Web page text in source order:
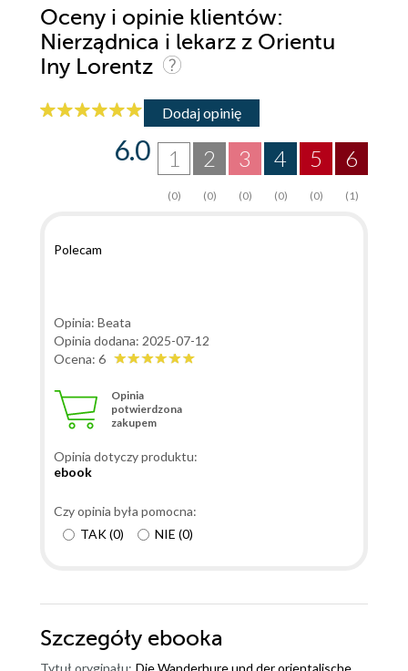
Oceny i opinie klientów:
Nierządnica i lekarz z Orientu
Iny Lorentz
Dodaj opinię
6
(1)
5
(0)
4
(0)
3
(0)
2
(0)
1
(0)
6.0
Polecam
Opinia: Beata
Opinia dodana: 2025-07-12
Ocena: 6
Opinia
potwierdzona
zakupem
Opinia dotyczy produktu:
ebook
Czy opinia była pomocna:
TAK(0) NIE (0)
Szczegóły ebooka